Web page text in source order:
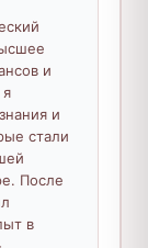
и
и
стали
После
в